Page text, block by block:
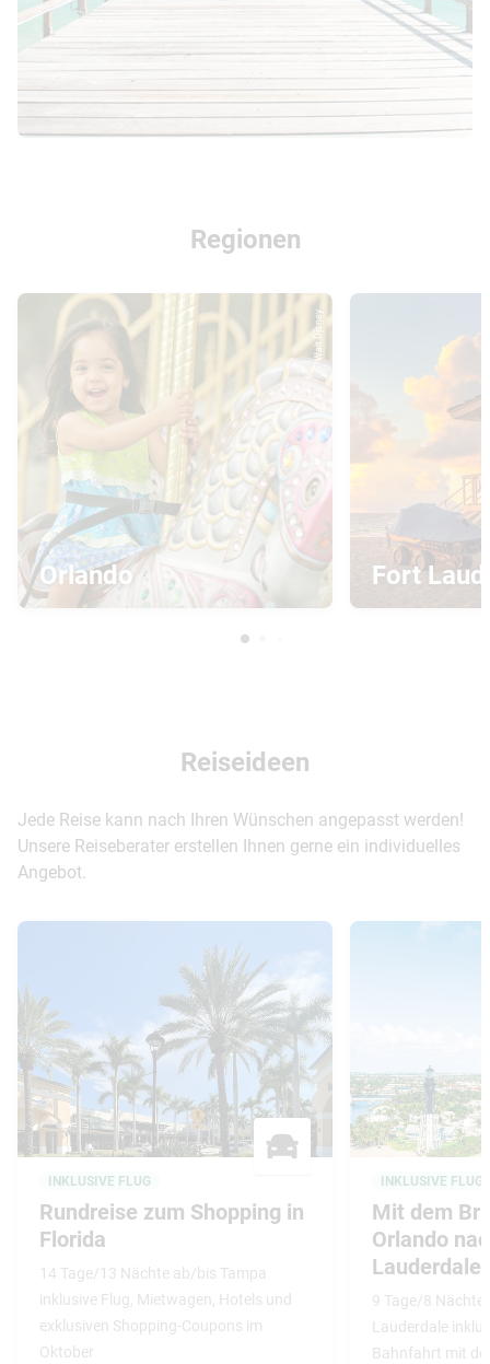
Regionen
Orlando
© Walt Disney
Fort
Reiseideen
Jede Reise kann nach Ihren Wünschen angepasst werden!
Unsere Reiseberater erstellen Ihnen gerne ein individuelles
Angebot.
INKLUSIVE FLUG
Rundreise zum Shopping in
Florida
14 Tage/13 Nächte ab/bis Tampa
inklusive Flug, Mietwagen, Hotels und
exklusiven Shopping-Coupons im
Oktober
INKLUSIVE FLUG
Mit dem
Orlando
Lauderdale
9 Tage/8 Nächte
Lauderdale
Bahnfahrt mit